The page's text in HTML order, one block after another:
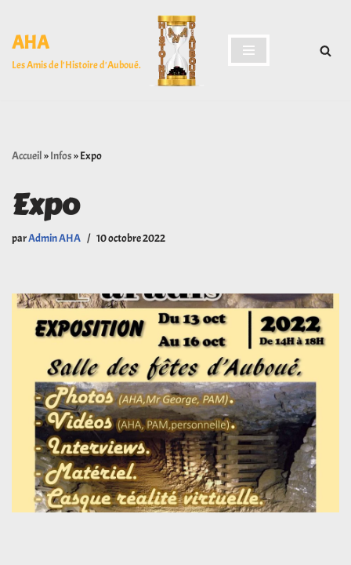
Aller
au
AHA
Les Amis de l'Histoire d'Auboué.
Accueil»Infos»Expo
Expo
parAdmin AHA 10 octobre 2022